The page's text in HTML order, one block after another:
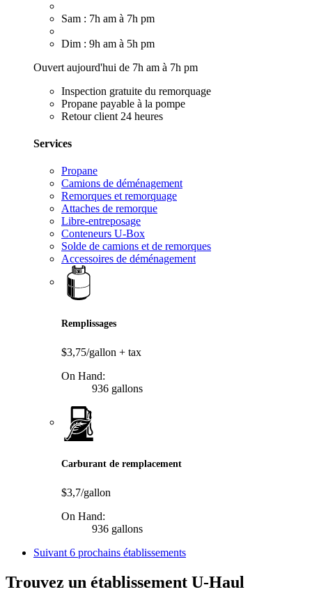
Sam : 7h am à 7h pm
Dim : 9h am à 5h pm
Ouvert aujourd'hui de 7h am à 7h pm
Inspection gratuite du remorquage
Propane payable à la pompe
Retour client 24 heures
Services
Propane
Camions de déménagement
Remorques et remorquage
Attaches de remorque
Libre-entreposage
Conteneurs U-Box
Solde de camions et de remorques
Accessoires de déménagement
Remplissages
$3,75/gallon + tax
On Hand:
936 gallons
Carburant de remplacement
$3,7/gallon
On Hand:
936 gallons
Suivant 6 prochains établissements
Trouvez un établissement U-Haul